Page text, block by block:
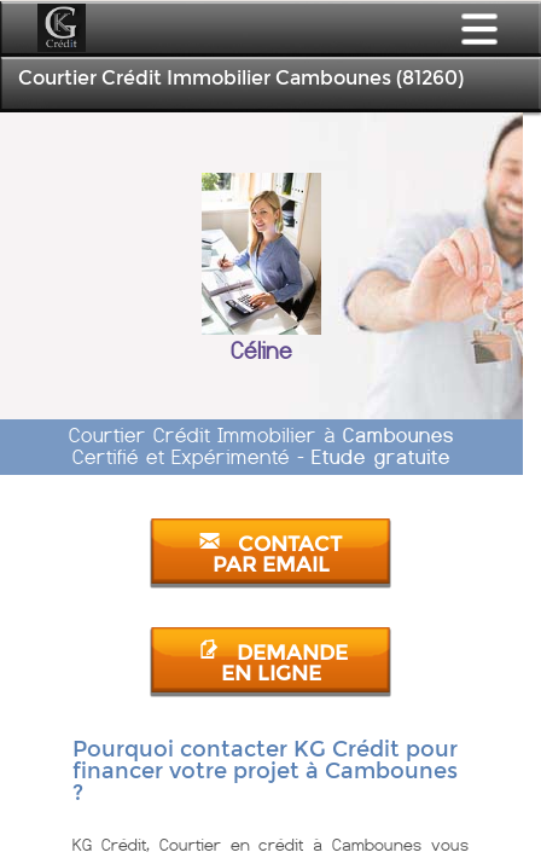
Courtier Crédit Immobilier Cambounes (81260)
Céline
Courtier Crédit Immobilier à Cambounes
Certifié et Expérimenté - Etude gratuite
CONTACT
PAR EMAIL
DEMANDE
EN LIGNE
Pourquoi contacter KG Crédit pour
financer votre projet à Cambounes
?
KG Crédit, Courtier en crédit à Cambounes vous